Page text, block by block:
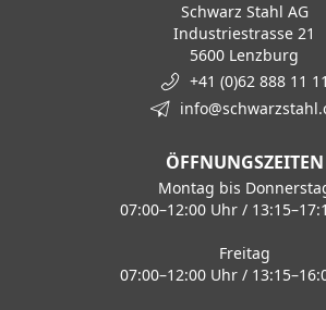
Schwarz Stahl AG
Industriestrasse 21
5600 Lenzburg
+41 (0)62 888 11 11
ÖFFNUNGSZEITEN
Montag bis
07:00–12:00 Uhr /
Freitag
07:00–12:00 Uhr /